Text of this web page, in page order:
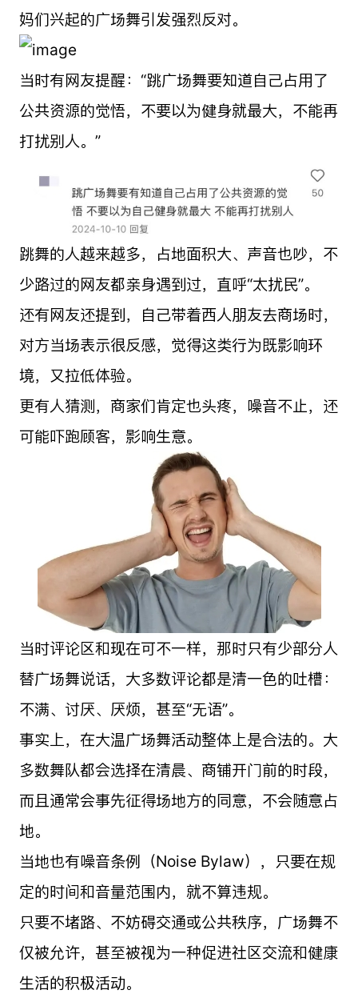
妈们兴起的广场舞引发强烈反对。
当时有网友提醒：“跳广场舞要知道自己占用了
公共资源的觉悟，不要以为健身就最大，不能再
打扰别人。”
跳舞的人越来越多，占地面积大、声音也吵，不
少路过的网友都亲身遇到过，直呼“太扰民”。
还有网友还提到，自己带着西人朋友去商场时，
对方当场表示很反感，觉得这类行为既影响环
境，又拉低体验。
更有人猜测，商家们肯定也头疼，噪音不止，还
可能吓跑顾客，影响生意。
当时评论区和现在可不一样，那时只有少部分人
替广场舞说话，大多数评论都是清一色的吐槽：
不满、讨厌、厌烦，甚至“无语”。
事实上，在大温广场舞活动整体上是合法的。大
多数舞队都会选择在清晨、商铺开门前的时段，
而且通常会事先征得场地方的同意，不会随意占
地。
当地也有噪音条例（Noise Bylaw），只要在规
定的时间和音量范围内，就不算违规。
只要不堵路、不妨碍交通或公共秩序，广场舞不
仅被允许，甚至被视为一种促进社区交流和健康
生活的积极活动。